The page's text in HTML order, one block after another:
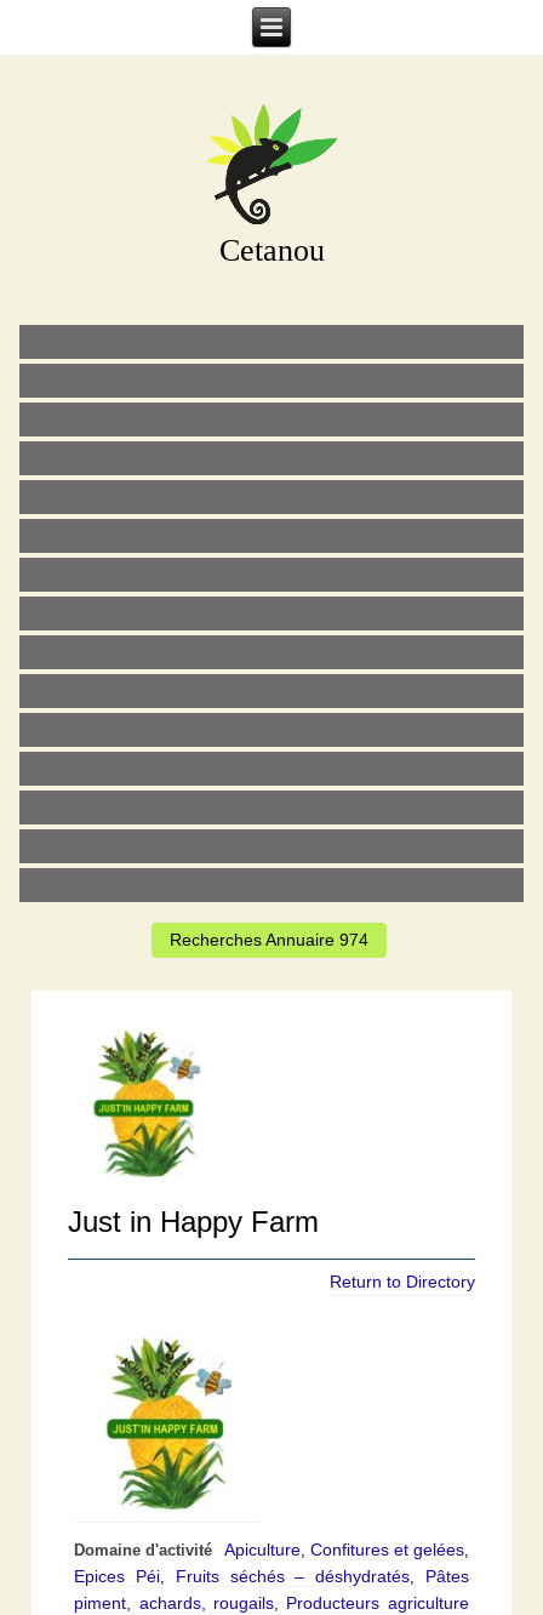
Cetanou
Recherches Annuaire 974
Just in Happy Farm
Return to Directory
Domaine d'activité Apiculture, Confitures et gelées,
Epices Péi Fruits séchés – déshydratés,
Pâtes
piment, achards, rougails
Producteurs agriculture